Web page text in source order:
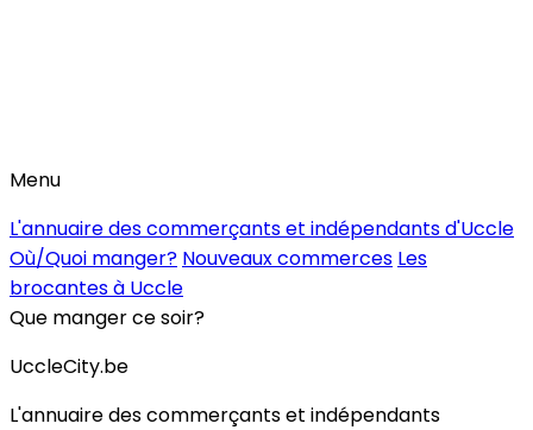
Menu
L'annuaire des commerçants et indépendants d'Uccle
Où/Quoi manger? Nouveaux commerces Les
brocantes à Uccle
Que manger ce soir?
UccleCity.be
L'annuaire des commerçants et indépendants